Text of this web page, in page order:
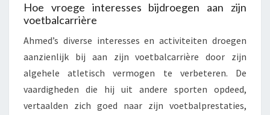
Hoe vroege interesses bijdroegen aan zijn
voetbalcarrière
Ahmed’s diverse interesses en activiteiten droegen
aanzienlijk bij aan zijn voetbalcarrière door zijn
algehele atletisch vermogen te verbeteren. De
vaardigheden die hij uit andere sporten opdeed,
vertaalden zich goed naar zijn voetbalprestaties,